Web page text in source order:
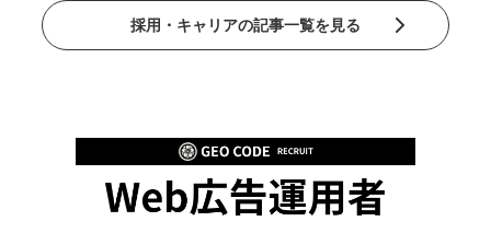
採用・キャリアの記事一覧を見る